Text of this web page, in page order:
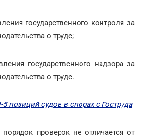
государственного контроля за
о труде;
государственного надзора за
о труде.
5 позиций судов в спорах с Гоструда
проверок не отличается от